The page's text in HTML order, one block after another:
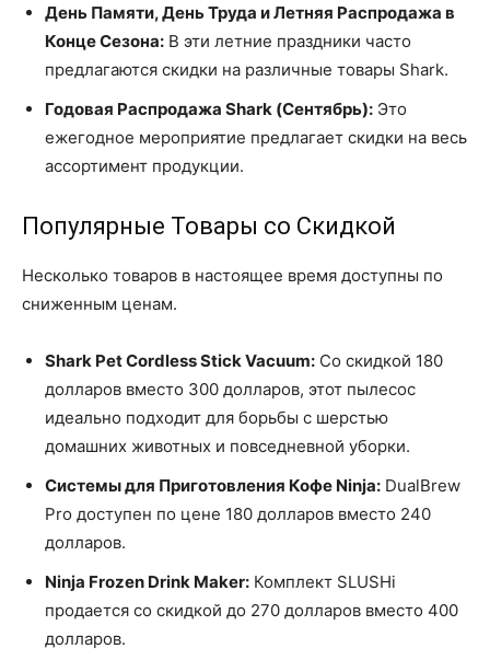
День Памяти, День Труда и Летняя Распродажа в
Конце Сезона: В эти летние праздники часто
предлагаются скидки на различные товары Shark.
Годовая Распродажа Shark (Сентябрь): Это
ежегодное мероприятие предлагает скидки на весь
ассортимент продукции.
Популярные Товары со Скидкой
Несколько товаров в настоящее время доступны по
сниженным ценам.
Shark Pet Cordless Stick Vacuum: Со скидкой 180
долларов вместо 300 долларов, этот пылесос
идеально подходит для борьбы с шерстью
домашних животных и повседневной уборки.
Системы для Приготовления Кофе Ninja: DualBrew
Pro доступен по цене 180 долларов вместо 240
долларов.
Ninja Frozen Drink Maker: Комплект SLUSHi
продается со скидкой до 270 долларов вместо 400
долларов.